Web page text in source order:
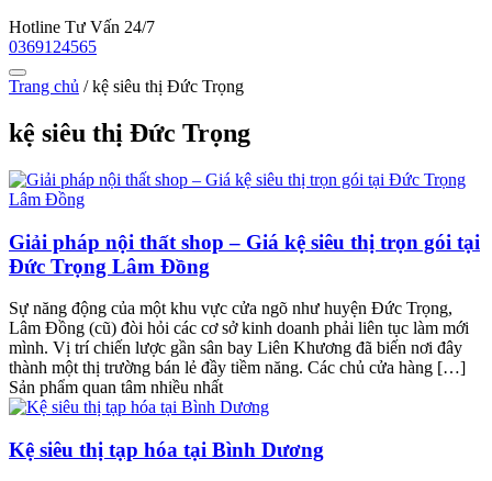
Hotline Tư Vấn 24/7
0369124565
Trang chủ /kệ siêu thị Đức Trọng
kệ siêu thị Đức Trọng
Giải pháp nội thất shop – Giá kệ siêu thị trọn gói tại
Đức Trọng Lâm Đồng
Sự năng động của một khu vực cửa ngõ như huyện Đức Trọng,
Lâm Đồng (cũ) đòi hỏi các cơ sở kinh doanh phải liên tục làm mới
mình. Vị trí chiến lược gần sân bay Liên Khương đã biến nơi đây
thành một thị trường bán lẻ đầy tiềm năng. Các chủ cửa hàng […]
Sản phẩm quan tâm nhiều nhất
Kệ siêu thị tạp hóa tại Bình Dương